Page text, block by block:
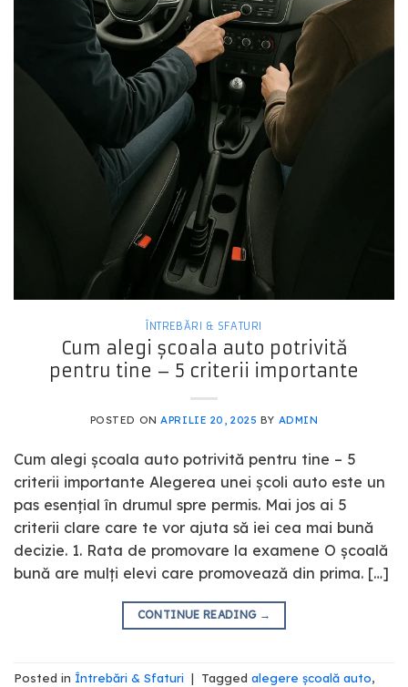
ÎNTREBĂRI & SFATURI
Cum alegi școala auto potrivită
pentru tine – 5 criterii importante
POSTED ONAPRILIE 20, 2025 BY ADMIN
Cum alegi școala auto potrivită pentru tine – 5
criterii importante Alegerea unei școli auto este un
pas esențial în drumul spre permis. Mai jos ai 5
criterii clare care te vor ajuta să iei cea mai bună
decizie. 1. Rata de promovare la examene O școală
bună are mulți elevi care promovează din prima. […]
CONTINUE READING →
Posted in Întrebări & Sfaturi | Tagged alegere școală auto,